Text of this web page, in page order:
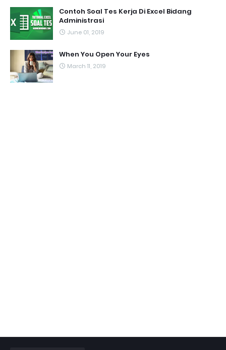
Contoh Soal Tes Kerja Di Excel Bidang
Administrasi
June 01, 2019
When You Open Your Eyes
March 11, 2019